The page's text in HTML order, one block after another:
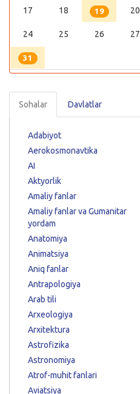
17 18 19 20
24 25 26 27
31
Sohalar Davlatlar
Adabiyot
Aerokosmonavtika
AI
Aktyorlik
Amaliy fanlar
Amaliy fanlar va Gumanitar
yordam
Anatomiya
Animatsiya
Aniq fanlar
Antrapologiya
Arab tili
Arxeologiya
Arxitektura
Astrofizika
Astronomiya
Atrof-muhit fanlari
Aviatsiya